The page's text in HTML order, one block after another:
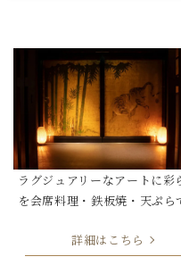
ラグジュアリーなアートに彩
を会席料理・鉄板焼・天ぷら
詳細はこちら